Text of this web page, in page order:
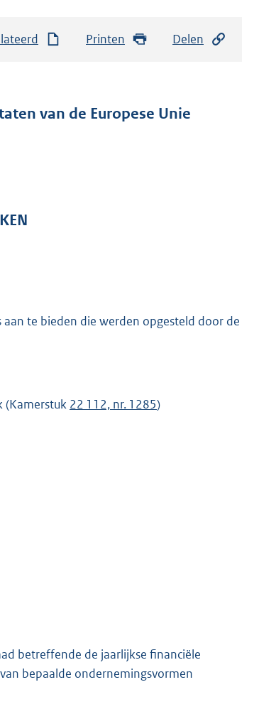
Printen Delen
van de Europese Unie
te bieden die werden opgesteld door de
(Kamerstuk 22 112, nr. 1285)
betreffende de jaarlijkse financiële
bepaalde ondernemingsvormen